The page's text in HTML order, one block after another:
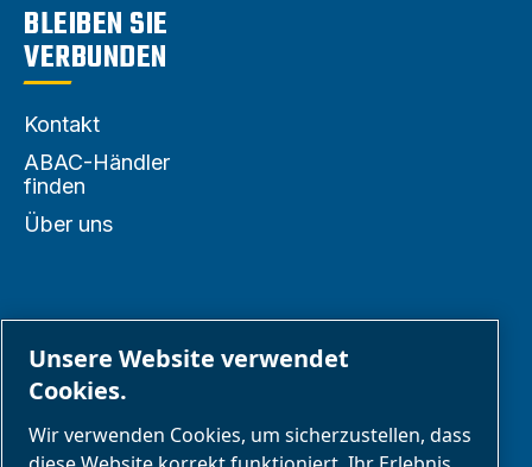
BLEIBEN SIE
VERBUNDEN
Kontakt
ABAC-Händler
finden
Über uns
PARTNER
E-Connect 2,0
Unsere Website verwendet
Cookies.
Wir verwenden Cookies, um sicherzustellen, dass